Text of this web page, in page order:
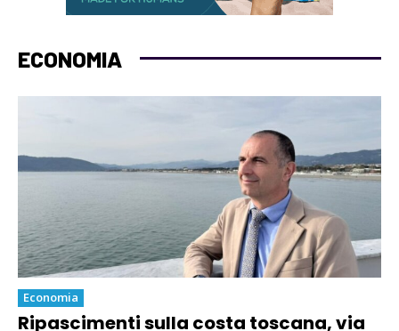
ECONOMIA
Economia
Ripascimenti sulla costa toscana, via